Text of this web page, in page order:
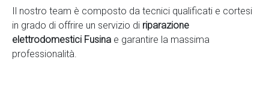
Il nostro team è composto da tecnici qualificati e cortesi
in grado di offrire un servizio di riparazione
elettrodomestici Fusina e garantire la massima
professionalità.